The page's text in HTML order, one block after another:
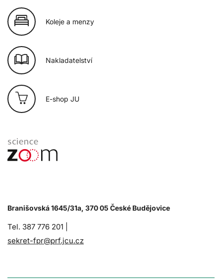
Koleje a menzy
Nakladatelství
E-shop JU
Branišovská 1645/31a, 370 05 České Budějovice
Tel. 387 776 201 |
sekret-fpr@prf.jcu.cz